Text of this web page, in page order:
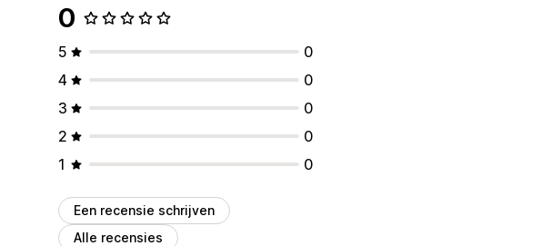
0
5
0
4
0
3
0
2
0
1
0
Een recensie schrijven
Alle recensies